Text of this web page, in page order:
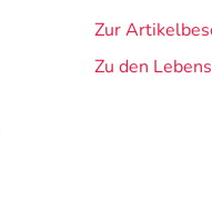
Zur
Zu den